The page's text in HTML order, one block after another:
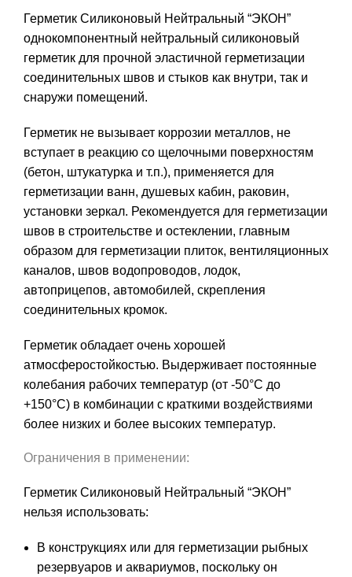
Герметик Силиконовый Нейтральный “ЭКОН”
однокомпонентный нейтральный силиконовый
герметик для прочной эластичной герметизации
соединительных швов и стыков как внутри, так и
снаружи помещений.
Герметик не вызывает коррозии металлов, не
вступает в реакцию со щелочными поверхностям
(бетон, штукатурка и т.п.), применяется для
герметизации ванн, душевых кабин, раковин,
установки зеркал. Рекомендуется для герметизации
швов в строительстве и остеклении, главным
образом для герметизации плиток, вентиляционных
каналов, швов водопроводов, лодок,
автоприцепов, автомобилей, скрепления
соединительных кромок.
Герметик обладает очень хорошей
атмосферостойкостью. Выдерживает постоянные
колебания рабочих температур (от -50°С до
+150°С) в комбинации с краткими воздействиями
более низких и более высоких температур.
Ограничения в применении:
Герметик Силиконовый Нейтральный “ЭКОН”
нельзя использовать:
В конструкциях или для герметизации рыбных
резервуаров и аквариумов, поскольку он